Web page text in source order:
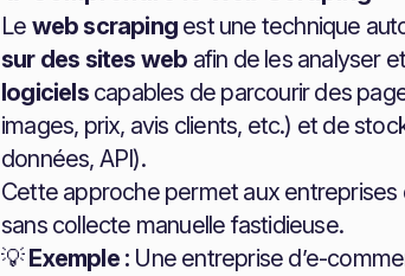
Le web scraping est une technique
sur des sites web afin de les analyser
logicielscapables de parcourir des
images, prix, avis clients, etc.) et de
données, API).
Cette approche permet aux entreprises
sans collecte manuelle fastidieuse.
💡Exemple : Une entreprise d’e-